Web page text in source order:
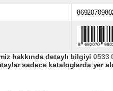
hakkında detaylı bilgiyi0533
sadece kataloglarda yer